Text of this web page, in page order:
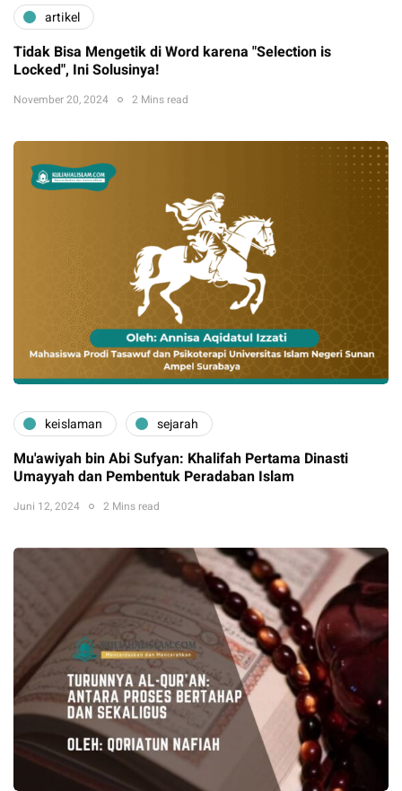
artikel
Tidak Bisa Mengetik di Word karena "Selection is
Locked", Ini Solusinya!
November 20, 2024 2 Mins read
keislaman sejarah
Mu'awiyah bin Abi Sufyan: Khalifah Pertama Dinasti
Umayyah dan Pembentuk Peradaban Islam
Juni 12, 2024 2 Mins read